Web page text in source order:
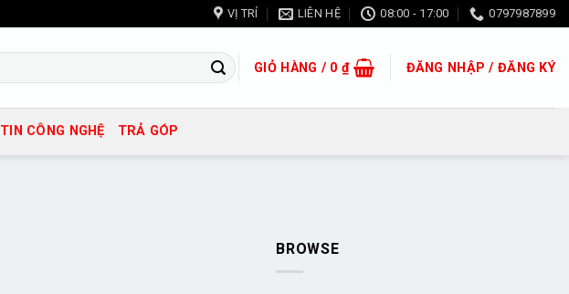
VỊ TRÍ LIÊN HỆ 08:00 - 17:00 0797987899
GIỎ HÀNG / 0 ₫ ĐĂNG NHẬP / ĐĂNG KÝ
TIN CÔNG NGHỆ TRẢ GÓP
BROWSE